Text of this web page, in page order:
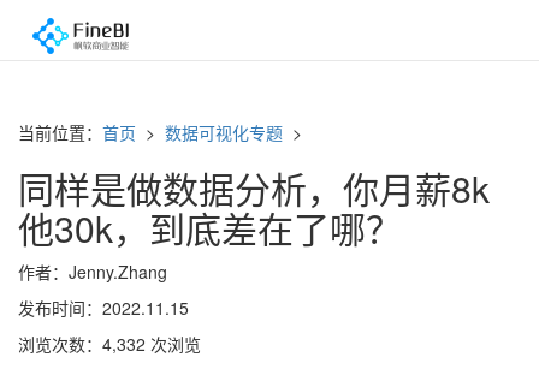
当前位置： 首页 > 数据可视化专题 >
同样是做数据分析，你月薪8k
他30k，到底差在了哪？
作者：Jenny.Zhang
发布时间：2022.11.15
浏览次数：4,332 次浏览